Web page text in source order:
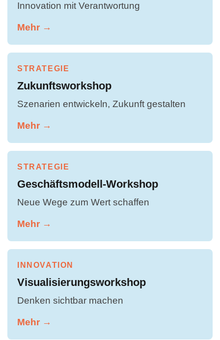
Innovation mit Verantwortung
Mehr →
STRATEGIE
Zukunftsworkshop
Szenarien entwickeln, Zukunft gestalten
Mehr →
STRATEGIE
Geschäftsmodell-Workshop
Neue Wege zum Wert schaffen
Mehr →
INNOVATION
Visualisierungsworkshop
Denken sichtbar machen
Mehr →